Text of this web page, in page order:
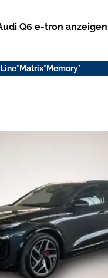
Q6 e-tron anzeigen